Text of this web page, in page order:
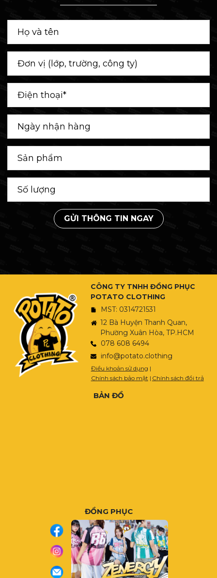
GỬI THÔNG TIN NGAY
CÔNG TY TNHH ĐỒNG PHỤC
POTATO CLOTHING
MST: 0314721531
12 Bà Huyện Thanh Quan,
Phường Xuân Hòa, TP.HCM
078 608 6494
info@potato.clothing
Điều khoản sử dụng |
Chính sách bảo mật | Chính sách đổi trả
BẢN ĐỒ
ĐỒNG PHỤC